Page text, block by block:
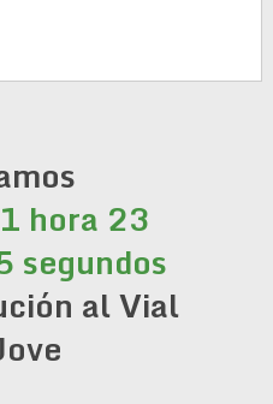
hora 23
segundos
al Vial